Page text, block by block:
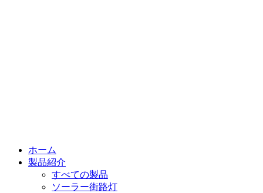
ホーム
製品紹介
すべての製品
ソーラー街路灯